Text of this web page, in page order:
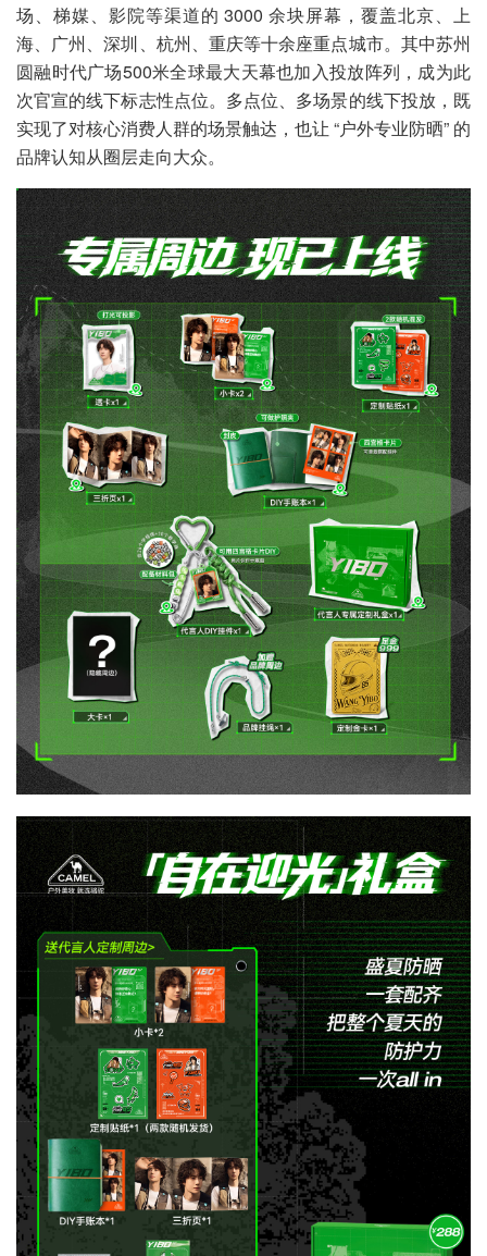
场、梯媒、影院等渠道的 3000 余块屏幕，覆盖北京、上
海、广州、深圳、杭州、重庆等十余座重点城市。其中苏州
圆融时代广场500米全球最大天幕也加入投放阵列，成为此
次官宣的线下标志性点位。多点位、多场景的线下投放，既
实现了对核心消费人群的场景触达，也让 “户外专业防晒” 的
品牌认知从圈层走向大众。